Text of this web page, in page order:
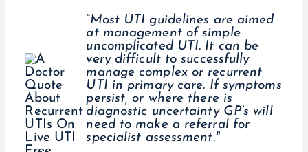
“Most UTI guidelines are aimed
at management of simple
uncomplicated UTI. It can be
very difficult to successfully
manage complex or recurrent
UTI in primary care. If symptoms
persist, or where there is
diagnostic uncertainty GP’s will
need to make a referral for
specialist assessment."